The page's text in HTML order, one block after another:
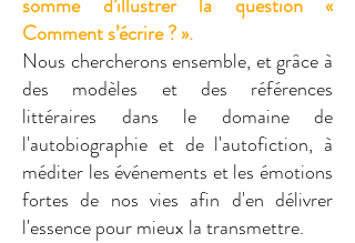
Comment s’écrire ? ».
Nous chercherons ensemble, et grâce à
des modèles et des références
littéraires dans le domaine de
l'autobiographie et de l'autofiction, à
méditer les événements et les émotions
fortes de nos vies afin d'en délivrer
l'essence pour mieux la transmettre.